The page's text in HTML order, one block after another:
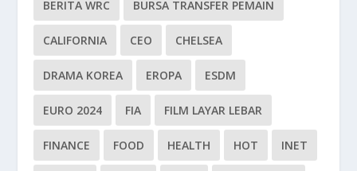
BERITA WRC BURSA TRANSFER PEMAIN
CALIFORNIA CEO CHELSEA
DRAMA KOREA EROPA ESDM
EURO 2024 FIA FILM LAYAR LEBAR
FINANCE FOOD HEALTH HOT INET